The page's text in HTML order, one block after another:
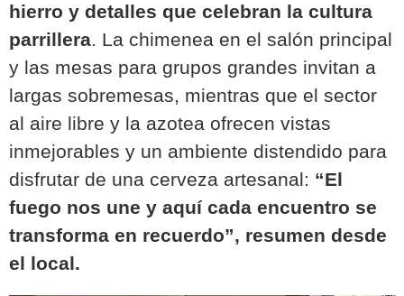
hierro y detalles que celebran la cultura
parrillera. La chimenea en el salón principal
y las mesas para grupos grandes invitan a
largas sobremesas, mientras que el sector
al aire libre y la azotea ofrecen vistas
inmejorables y un ambiente distendido para
disfrutar de una cerveza artesanal: “El
fuego nos une y aquí cada encuentro se
transforma en recuerdo”, resumen desde
el local.